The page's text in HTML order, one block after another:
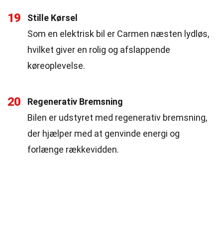
19
Stille Kørsel
Som en elektrisk bil er Carmen næsten lydløs,
hvilket giver en rolig og afslappende
køreoplevelse.
20
Regenerativ Bremsning
Bilen er udstyret med regenerativ bremsning,
der hjælper med at genvinde energi og
forlænge rækkevidden.